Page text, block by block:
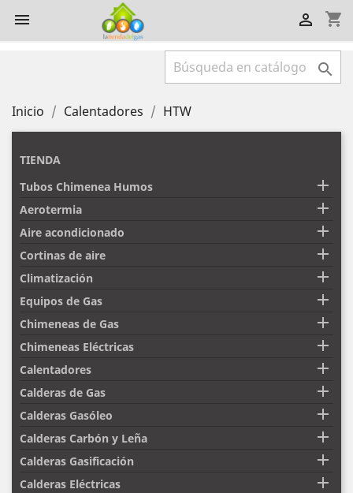
 shopping_cart


Inicio Calentadores HTW
TIENDA
Tubos Chimenea Humos

Aerotermia 
Aire acondicionado 
Cortinas de aire 
Climatización 
Equipos de Gas 
Chimeneas de Gas 
Chimeneas Eléctricas 
Calentadores 
Calderas de Gas 
Calderas Gasóleo 
Calderas Carbón y Leña 
Calderas Gasificación 
Calderas Eléctricas 